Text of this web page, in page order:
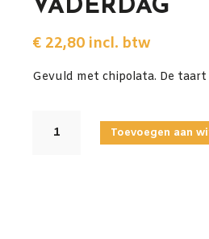
VADERDAG
€ 22,80 incl. btw
Gevuld met chipolata. De taart
PAPA
Toevoegen aan